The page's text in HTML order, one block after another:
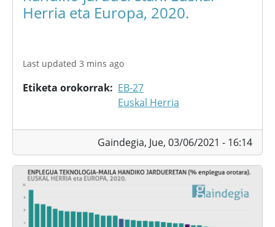
Herria eta Europa, 2020.
Last updated 3 mins ago
Etiketa orokorrak
EB-27
Euskal Herria
Gaindegia, Jue, 03/06/2021 - 16:14